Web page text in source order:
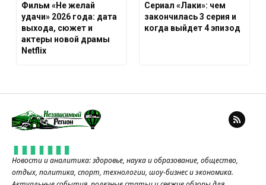
Фильм «Не желай
удачи» 2026 года: дата
выхода, сюжет и
актеры новой драмы
Netflix
Сериал «Лаки»: чем
закончилась 3 серия и
когда выйдет 4 эпизод
Новости и аналитика: здоровье, наука и образование, общество,
отдых, политика, спорт, технологии, шоу-бизнес и экономика.